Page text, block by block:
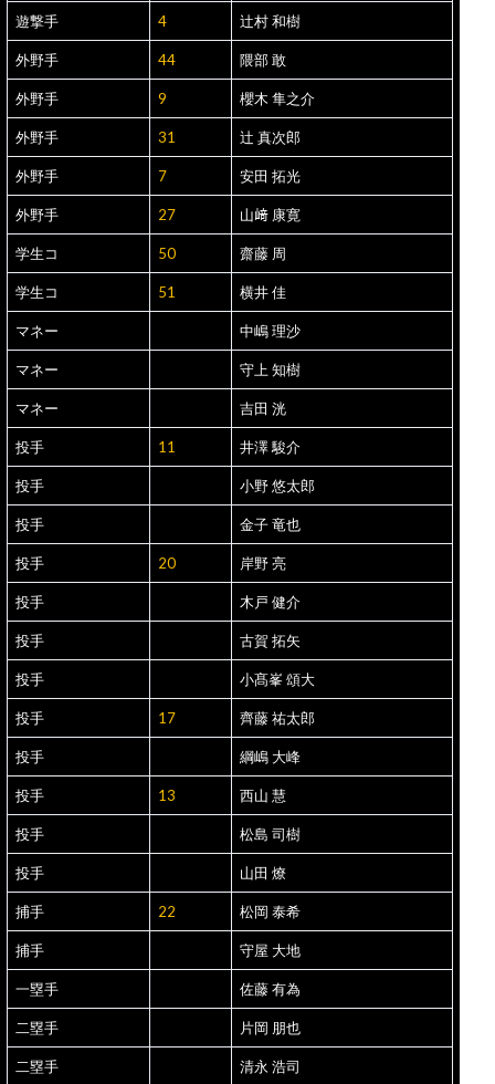
遊撃手 4 辻村 和樹
外野手 44 隈部 敢
外野手 9 櫻木 隼之介
外野手 31 辻 真次郎
外野手 7 安田 拓光
外野手 27 山﨑 康寛
学生コ 50 齋藤 周
学生コ 51 横井 佳
マネー 中嶋 理沙
マネー 守上 知樹
マネー 吉田 洸
投手 11 井澤 駿介
投手 小野 悠太郎
投手 金子 竜也
投手 20 岸野 亮
投手 木戸 健介
投手 古賀 拓矢
投手 小髙峯 頌大
投手 17 齊藤 祐太郎
投手 綱嶋 大峰
投手 13 西山 慧
投手 松島 司樹
投手 山田 燎
捕手 22 松岡 泰希
捕手 守屋 大地
一塁手 佐藤 有為
二塁手 片岡 朋也
二塁手 清永 浩司